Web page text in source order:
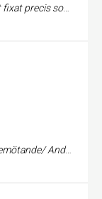
billigt för det man vill ha fixat. Och det tar ...
Anders